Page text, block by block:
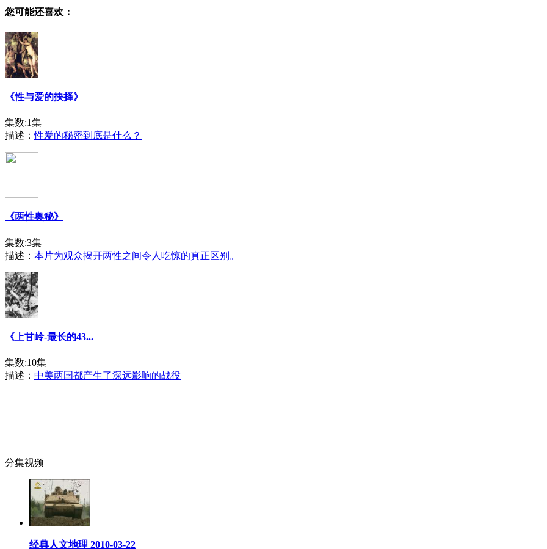
您可能还喜欢：
《性与爱的抉择》
集数:1集
描述：性爱的秘密到底是什么？
《两性奥秘》
集数:3集
描述： 本片为观众揭开两性之间令人吃惊的真正区别。
《上甘岭-最长的43...
集数:10集
描述： 中美两国都产生了深远影响的战役
分集视频
经典人文地理 2010-03-22